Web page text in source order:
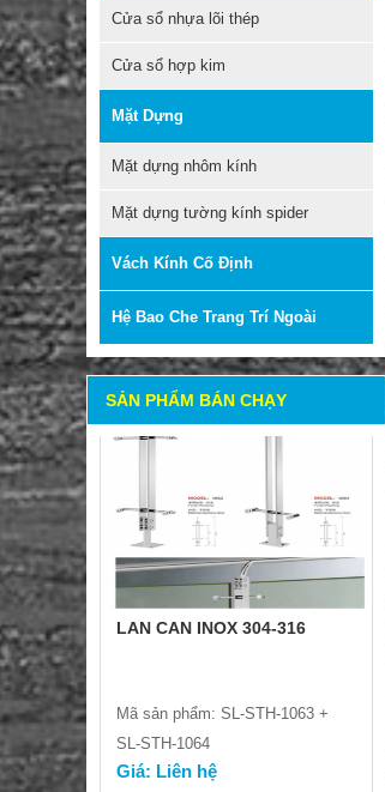
Cửa sổ nhựa lõi thép
Cửa sổ hợp kim
Mặt Dựng
Mặt dựng nhôm kính
Mặt dựng tường kính spider
Vách Kính Cố Định
Hệ Bao Che Trang Trí Ngoài
SẢN PHẨM BÁN CHẠY
LAN CAN INOX 304-316
SL-STH-1075
Giá: Liên hệ
LAN CAN INOX 304-316
Giá: Liên hệ